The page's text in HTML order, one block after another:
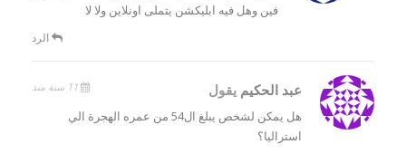
فين وهل فيه ابليكشن يتملى اونلاين ولا لا
الرد
عبد الحكيم يقول
هل يمكن لشخص يبلغ ال54 من عمره الهجرة الي
استراليا؟